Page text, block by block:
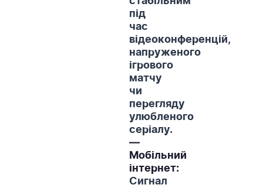
під
час
відеоконференцій,
напруженого
ігрового
матчу
чи
перегляду
улюбленого
серіалу.
—
Мобільний
інтернет:
Сигнал